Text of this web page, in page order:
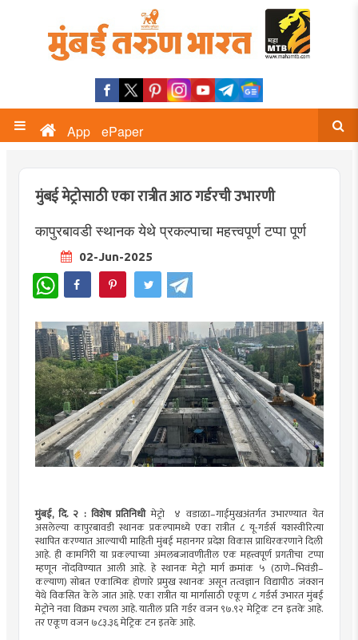
App ePaper
मुंबई मेट्रोसाठी एका रात्रीत आठ गर्डरची उभारणी
कापुरबावडी स्थानक येथे प्रकल्पाचा महत्त्वपूर्ण टप्पा पूर्ण
02-Jun-2025
WhatsApp
मुंबई, दि. २ : विशेष प्रतिनिधीमेट्रो ४ वडाळा–गाईमुखअंतर्गत उभारण्यात येत
असलेल्या कापुरबावडी स्थानक प्रकल्पामध्ये एका रात्रीत ८ यू-गर्डर्स यशस्वीरित्या
स्थापित करण्यात आल्याची माहिती मुंबई महानगर प्रदेश विकास प्राधिरकरणाने दिली
आहे. ही कामगिरी या प्रकल्पाच्या अंमलबजावणीतील एक महत्त्वपूर्ण प्रगतीचा टप्पा
म्हणून नोंदविण्यात आली आहे. हे स्थानक मेट्रो मार्ग क्रमांक ५ (ठाणे–भिवंडी–
कल्याण) सोबत एकात्मिक होणारे प्रमुख स्थानक असून तत्वज्ञान विद्यापीठ जंक्शन
येथे विकसित केले जात आहे. एका रात्रीत या मार्गासाठी एकूण ८ गर्डर्स उभारत मुंबई
मेट्रोने नवा विक्रम रचला आहे. यातील प्रति गर्डर वजन ९७.९२ मेट्रिक टन इतके आहे.
तर एकूण वजन ७८३.३६ मेट्रिक टन इतके आहे.